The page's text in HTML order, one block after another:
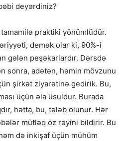
deyərdiniz?
praktiki yönümlüdür.
demək olar ki, 90%-i
gələn peşəkarlardır. Dərsdə
sonra, adətən, həmin mövzunu
şirkət ziyarətinə gedirik. Bu,
üçün əla üsuldur. Burada
hətta, bu, tələb olunur. Hər
mütləq öz rəyini bildirir. Bu
də inkişaf üçün mühüm